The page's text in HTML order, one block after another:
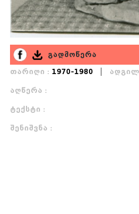
გადმოწერა
თარიღი : 1970-1980 |
აღწერა :
ტექსტი :
შენიშვნა :